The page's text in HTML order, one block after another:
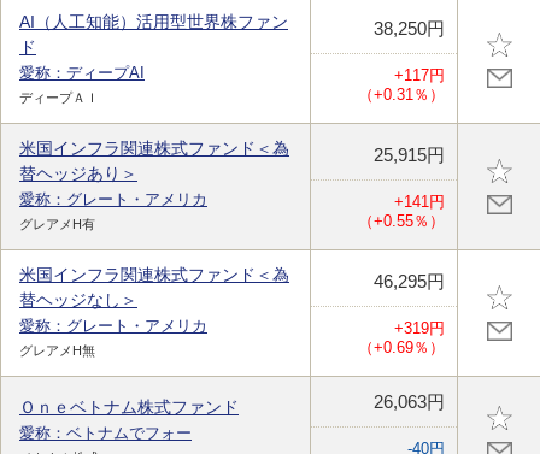
AI（人工知能）活用型世界株ファン
ド
愛称：ディープAI
ディープＡＩ
38,250円
+117円
（+0.31％）
米国インフラ関連株式ファンド＜為
替ヘッジあり＞
愛称：グレート・アメリカ
グレアメH有
25,915円
+141円
（+0.55％）
米国インフラ関連株式ファンド＜為
替ヘッジなし＞
愛称：グレート・アメリカ
グレアメH無
46,295円
+319円
（+0.69％）
Ｏｎｅベトナム株式ファンド
愛称：ベトナムでフォー
26,063円
-40円